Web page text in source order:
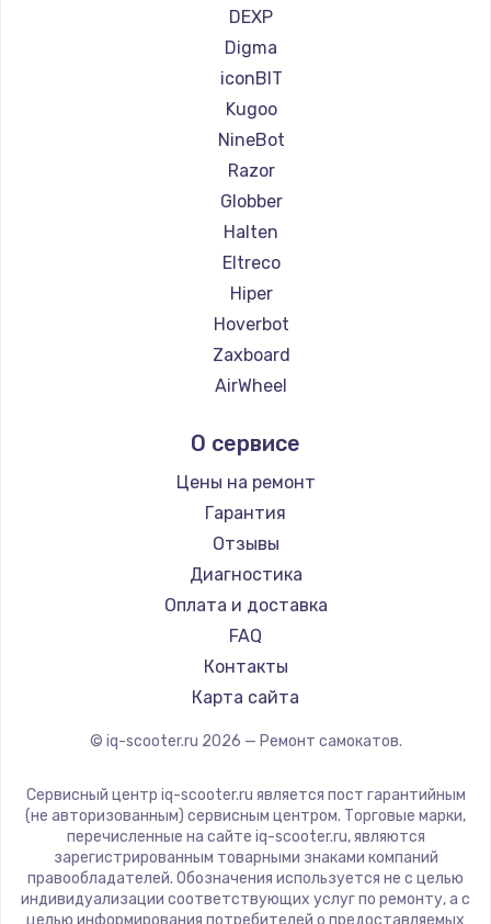
Ремонт самокатов Bork
Ремонт самокатов Segway
Ремонт самокатов KIRIN
DEXP
Digma
iconBIT
Kugoo
NineBot
Razor
Globber
Halten
Eltreco
Hiper
Hoverbot
Zaxboard
AirWheel
Hunter
Shorner
Joyor
Minimotors
Bork
Segway
KIRIN
О сервисе
Цены на ремонт
Гарантия
Отзывы
Диагностика
Оплата и доставка
FAQ
Контакты
Карта сайта
© iq-scooter.ru 2026 — Ремонт самокатов.
Сервисный центр iq-scooter.ru является пост гарантийным
(не авторизованным) сервисным центром. Торговые марки,
перечисленные на сайте iq-scooter.ru, являются
зарегистрированным товарными знаками компаний
правообладателей. Обозначения используется не с целью
индивидуализации соответствующих услуг по ремонту, а с
целью информирования потребителей о предоставляемых